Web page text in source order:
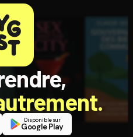
Disponible sur
Google Play